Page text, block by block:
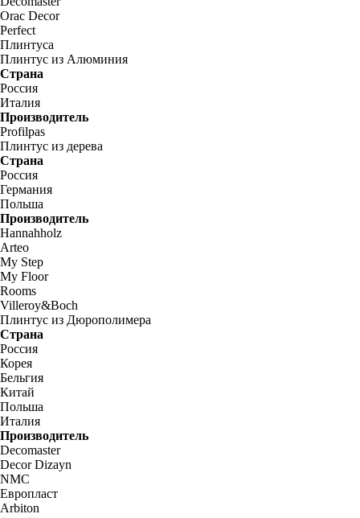
Orac Decor
Perfect
Плинтуса
Плинтус из Алюминия
Страна
Россия
Италия
Производитель
Profilpas
Плинтус из дерева
Страна
Россия
Германия
Польша
Производитель
Hannahholz
Arteo
My Step
My Floor
Rooms
Villeroy&Boch
Плинтус из Дюрополимера
Страна
Россия
Корея
Бельгия
Китай
Польша
Италия
Производитель
Decomaster
Decor Dizayn
NMC
Европласт
Arbiton